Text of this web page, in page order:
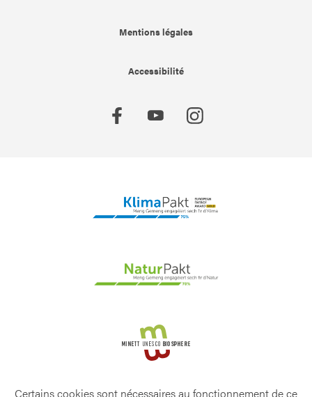
Mentions légales
Accessibilité
Certains cookies sont nécessaires au fonctionnement de ce